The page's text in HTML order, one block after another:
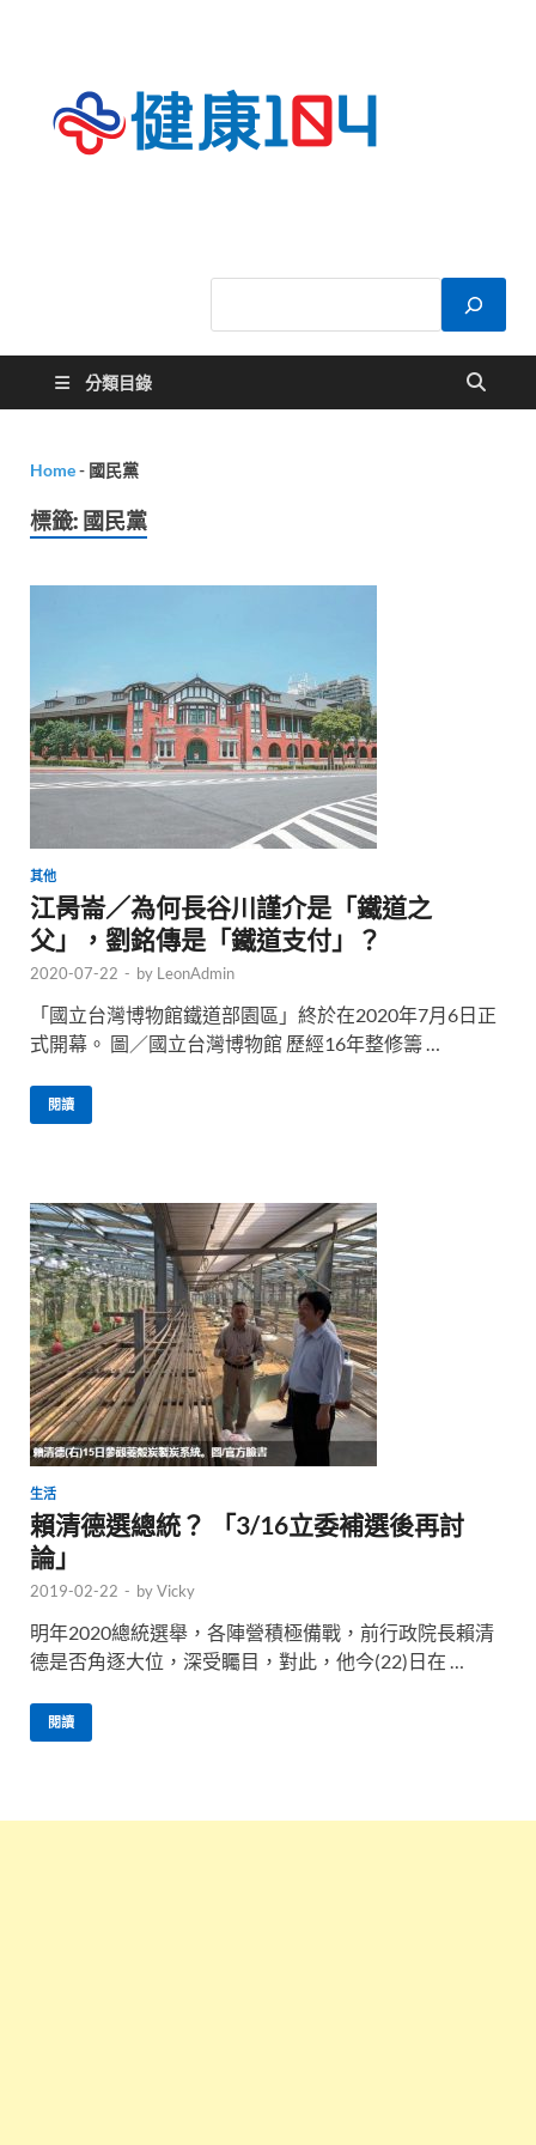
分類目錄
Home- 國民黨
標籤: 國民黨
其他
江昺崙／為何長谷川謹介是「鐵道之
父」，劉銘傳是「鐵道支付」？
2020-07-22 - by LeonAdmin
「國立台灣博物館鐵道部園區」終於在2020年7月6日正
式開幕。 圖／國立台灣博物館 歷經16年整修籌 …
閱讀
生活
賴清德選總統？ 「3/16立委補選後再討
論」
2019-02-22 - byVicky
明年2020總統選舉，各陣營積極備戰，前行政院長賴清
德是否角逐大位，深受矚目，對此，他今(22)日在 …
閱讀